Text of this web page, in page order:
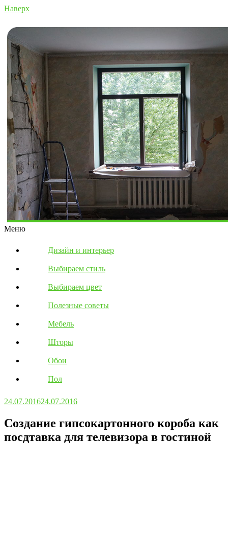
Наверх
Меню
Дизайн и интерьер
Выбираем стиль
Выбираем цвет
Полезные советы
Мебель
Шторы
Обои
Пол
24.07.201624.07.2016
Создание гипсокартонного короба как
посдтавка для телевизора в гостиной